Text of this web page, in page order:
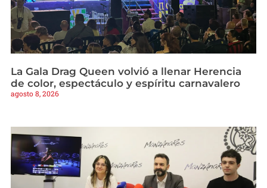
La Gala Drag Queen volvió a llenar Herencia
de color, espectáculo y espíritu carnavalero
agosto 8, 2026